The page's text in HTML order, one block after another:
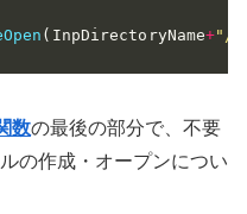
( InpDirectoryName+"//
数の最後の部分で、不要
の作成・オープンについ